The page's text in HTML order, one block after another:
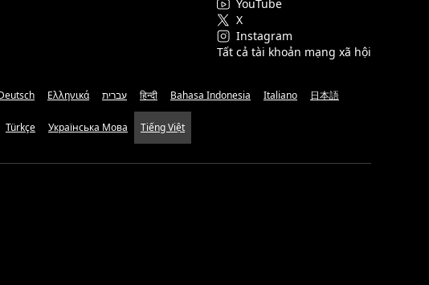
YouTube
X
Instagram
Tất cả tài khoản mạng xã hội
Ελληνικά עברית हिन्दी Bahasa Indonesia Italiano 日本語
Türkçe Українська Мова Tiếng Việt